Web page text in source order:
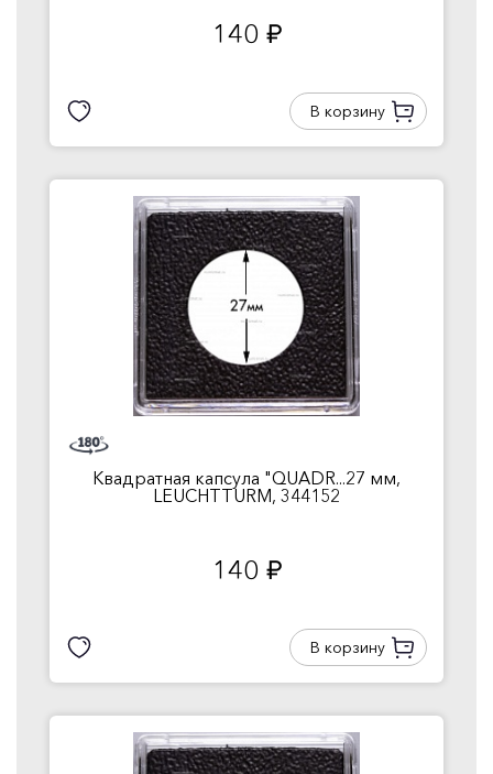
140 руб.
В корзину
Квадратная капсула "QUADR...27 мм,
LEUCHTTURM, 344152
140 руб.
В корзину